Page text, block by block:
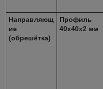
Направляющ
ие
(обрешётка)
Профиль
40х40х2 мм